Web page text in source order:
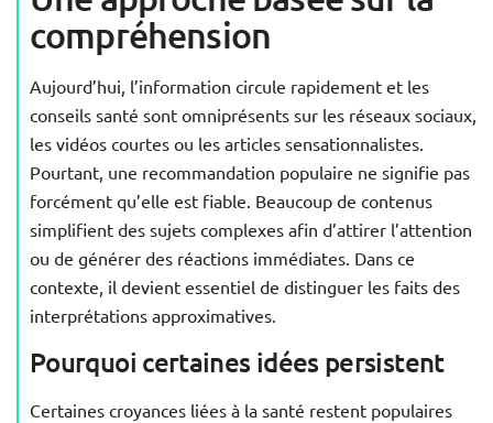
compréhension
Aujourd’hui, l’information circule rapidement et les
conseils santé sont omniprésents sur les réseaux sociaux,
les vidéos courtes ou les articles sensationnalistes.
Pourtant, une recommandation populaire ne signifie pas
forcément qu’elle est fiable. Beaucoup de contenus
simplifient des sujets complexes afin d’attirer l’attention
ou de générer des réactions immédiates. Dans ce
contexte, il devient essentiel de distinguer les faits des
interprétations approximatives.
Pourquoi certaines idées persistent
Certaines croyances liées à la santé restent populaires